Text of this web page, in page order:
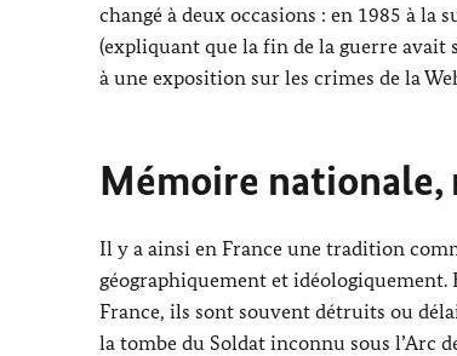
changé à deux occasions : en 1985 à la
(expliquant que la fin de la guerre avait
à une exposition sur les crimes de la
Mémoire
Il y a ainsi en France une tradition
géographiquement et
France, ils sont souvent détruits ou
la tombe du Soldat inconnu sous l’Arc